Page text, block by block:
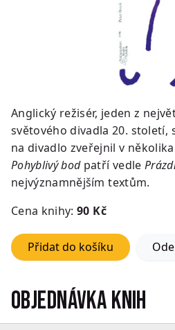
Anglický režisér, jeden z
světového divadla 20. století,
na divadlo zveřejnil v
Pohyblivý bodpatří vedle
nejvýznamnějším textům.
Cena knihy:90 Kč
Přidat do košíku
Objednávka knih